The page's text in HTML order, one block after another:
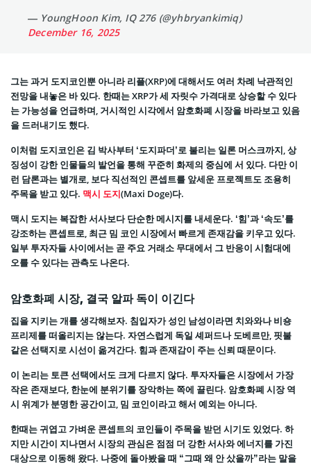
— YoungHoon Kim, IQ 276 (@yhbryankimiq)
December 16, 2025
그는 과거 도지코인뿐 아니라 리플(XRP)에 대해서도 여러 차례 낙관적인
전망을 내놓은 바 있다. 한때는 XRP가 세 자릿수 가격대로 상승할 수 있다
는 가능성을 언급하며, 거시적인 시각에서 암호화폐 시장을 바라보고 있음
을 드러내기도 했다.
이처럼 도지코인은 김 박사부터 ‘도지파더’로 불리는 일론 머스크까지, 상
징성이 강한 인물들의 발언을 통해 꾸준히 화제의 중심에 서 있다. 다만 이
런 담론과는 별개로, 보다 직선적인 콘셉트를 앞세운 프로젝트도 조용히
주목을 받고 있다. 맥시 도지(Maxi Doge)다.
맥시 도지는 복잡한 서사보다 단순한 메시지를 내세운다. ‘힘’과 ‘속도’를
강조하는 콘셉트로, 최근 밈 코인 시장에서 빠르게 존재감을 키우고 있다.
일부 투자자들 사이에서는 곧 주요 거래소 무대에서 그 반응이 시험대에
오를 수 있다는 관측도 나온다.
암호화폐 시장, 결국 알파 독이 이긴다
집을 지키는 개를 생각해보자. 침입자가 성인 남성이라면 치와와나 비숑
프리제를 떠올리지는 않는다. 자연스럽게 독일 셰퍼드나 도베르만, 핏불
같은 선택지로 시선이 옮겨간다. 힘과 존재감이 주는 신뢰 때문이다.
이 논리는 토큰 선택에서도 크게 다르지 않다. 투자자들은 시장에서 가장
작은 존재보다, 한눈에 분위기를 장악하는 쪽에 끌린다. 암호화폐 시장 역
시 위계가 분명한 공간이고, 밈 코인이라고 해서 예외는 아니다.
한때는 귀엽고 가벼운 콘셉트의 코인들이 주목을 받던 시기도 있었다. 하
지만 시간이 지나면서 시장의 관심은 점점 더 강한 서사와 에너지를 가진
대상으로 이동해 왔다. 나중에 돌아봤을 때 “그때 왜 안 샀을까”라는 말을